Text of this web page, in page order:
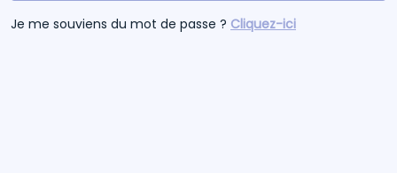
Je me souviens du mot de passe ? Cliquez-ici